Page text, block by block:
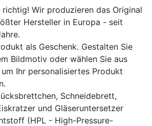
richtig! Wir produzieren das Original
Hersteller in Europa - seit
als Geschenk. Gestalten Sie
Bildmotiv oder wählen Sie aus
Ihr personalisiertes Produkt
Schneidebrett,
und Gläseruntersetzer
(HPL - High-Pressure-